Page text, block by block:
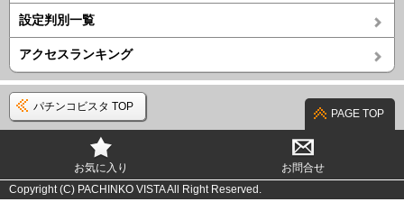
設定判別一覧
アクセスランキング
パチンコビスタ TOP
PAGE TOP
お気に入り
お問合せ
Copyright (C) PACHINKO VISTA All Right Reserved.